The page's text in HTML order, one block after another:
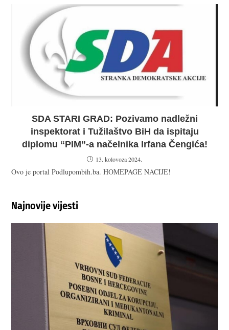
SDA STARI GRAD: Pozivamo nadležni
inspektorat i Tužilaštvo BiH da ispitaju
diplomu “PIM”-a načelnika Irfana Čengića!
13. kolovoza 2024.
Ovo je portal Podlupombih.ba. HOMEPAGE NACIJE!
Najnovije vijesti